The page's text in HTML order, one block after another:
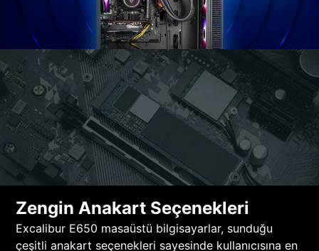
Zengin Anakart Seçenekleri
Excalibur E650 masaüstü bilgisayarlar, sunduğu
çeşitli anakart seçenekleri sayesinde kullanıcısına en